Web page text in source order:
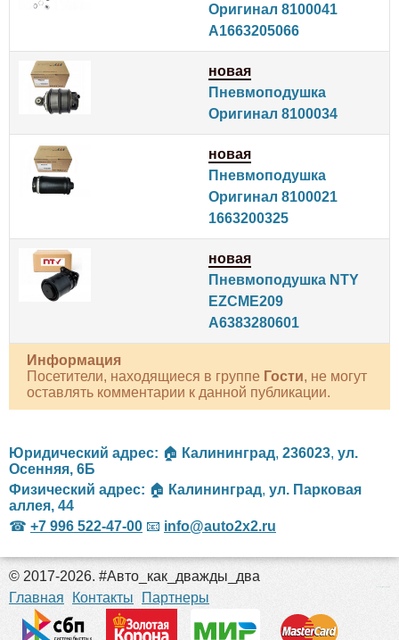
Оригинал 8100041
A1663205066
новая
Пневмоподушка
Оригинал 8100034
новая
Пневмоподушка
Оригинал 8100021
1663200325
новая
Пневмоподушка NTY
EZCME209
A6383280601
Информация
Посетители, находящиеся в группе Гости, не могут
оставлять комментарии к данной публикации.
Юридический адрес: 🏠 Калининград, 236023, ул.
Осенняя, 6Б
Физический адрес: 🏠 Калининград, ул. Парковая
аллея, 44
☎ +7 996 522-47-00 📧 info@auto2x2.ru
© 2017-2026. #Авто_как_дважды_два
Главная
Контакты Партнеры